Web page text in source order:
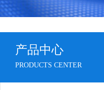
产品中心
PRODUCTS CENTER